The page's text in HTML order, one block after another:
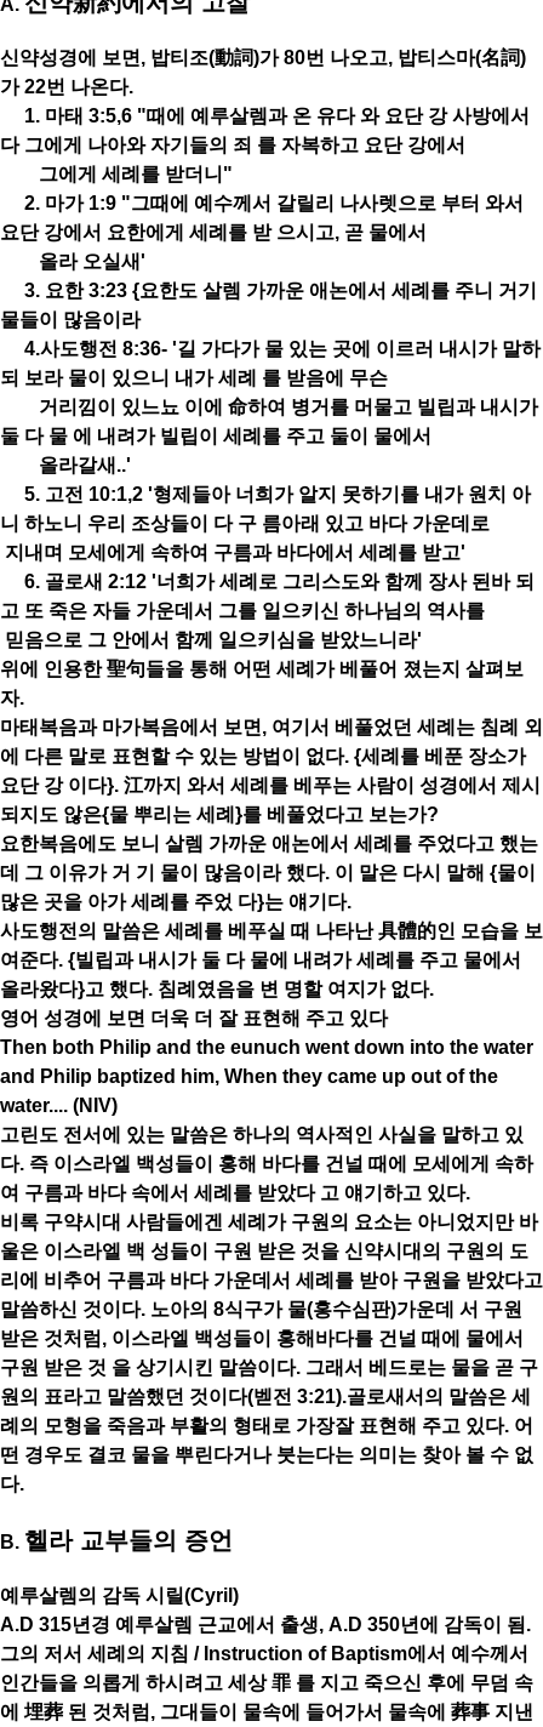
A.
신약성경에 보면, 밥티조(動詞)가 80번 나오고, 밥티스마(名詞)
가 22번 나온다.
1. 마태 3:5,6 "때에 예루살렘과 온 유다 와 요단 강 사방에서
다 그에게 나아와 자기들의 죄 를 자복하고 요단 강에서
그에게 세례를 받더니"
2. 마가 1:9 "그때에 예수께서 갈릴리 나사렛으로 부터 와서
요단 강에서 요한에게 세례를 받 으시고, 곧 물에서
올라 오실새'
3. 요한 3:23 {요한도 살렘 가까운 애논에서 세례를 주니 거기
물들이 많음이라
4.사도행전 8:36- '길 가다가 물 있는 곳에 이르러 내시가 말하
되 보라 물이 있으니 내가 세례 를 받음에 무슨
거리낌이 있느뇨 이에 命하여 병거를 머물고 빌립과 내시가
둘 다 물 에 내려가 빌립이 세례를 주고 둘이 물에서
올라갈새..'
5. 고전 10:1,2 '형제들아 너희가 알지 못하기를 내가 원치 아
니 하노니 우리 조상들이 다 구 름아래 있고 바다 가운데로
지내며 모세에게 속하여 구름과 바다에서 세례를 받고'
6. 골로새 2:12 '너희가 세례로 그리스도와 함께 장사 된바 되
고 또 죽은 자들 가운데서 그를 일으키신 하나님의 역사를
믿음으로 그 안에서 함께 일으키심을 받았느니라'
위에 인용한 聖句들을 통해 어떤 세례가 베풀어 졌는지 살펴보
자.
마태복음과 마가복음에서 보면, 여기서 베풀었던 세례는 침례 외
에 다른 말로 표현할 수 있는 방법이 없다. {세례를 베푼 장소가
요단 강 이다}. 江까지 와서 세례를 베푸는 사람이 성경에서 제시
되지도 않은{물 뿌리는 세례}를 베풀었다고 보는가?
요한복음에도 보니 살렘 가까운 애논에서 세례를 주었다고 했는
데 그 이유가 거 기 물이 많음이라 했다. 이 말은 다시 말해 {물이
많은 곳을 아가 세례를 주었 다}는 얘기다.
사도행전의 말씀은 세례를 베푸실 때 나타난 具體的인 모습을 보
여준다. {빌립과 내시가 둘 다 물에 내려가 세례를 주고 물에서
올라왔다}고 했다. 침례였음을 변 명할 여지가 없다.
영어 성경에 보면 더욱 더 잘 표현해 주고 있다
Then both Philip and the eunuch went down into the water
and Philip baptized him, When they came up out of the
water.... (NIV)
고린도 전서에 있는 말씀은 하나의 역사적인 사실을 말하고 있
다. 즉 이스라엘 백성들이 홍해 바다를 건널 때에 모세에게 속하
여 구름과 바다 속에서 세례를 받았다 고 얘기하고 있다.
비록 구약시대 사람들에겐 세례가 구원의 요소는 아니었지만 바
울은 이스라엘 백 성들이 구원 받은 것을 신약시대의 구원의 도
리에 비추어 구름과 바다 가운데서 세례를 받아 구원을 받았다고
말씀하신 것이다. 노아의 8식구가 물(홍수심판)가운데 서 구원
받은 것처럼, 이스라엘 백성들이 홍해바다를 건널 때에 물에서
구원 받은 것 을 상기시킨 말씀이다. 그래서 베드로는 물을 곧 구
원의 표라고 말씀했던 것이다(벧전 3:21).골로새서의 말씀은 세
례의 모형을 죽음과 부활의 형태로 가장잘 표현해 주고 있다. 어
떤 경우도 결코 물을 뿌린다거나 붓는다는 의미는 찾아 볼 수 없
다.
B. 헬라 교부들의 증언
예루살렘의 감독 시릴(Cyril)
A.D 315년경 예루살렘 근교에서 출생, A.D 350년에 감독이 됨.
그의 저서 세례의 지침 / Instruction of Baptism에서 예수께서
인간들을 의롭게 하시려고 세상 罪 를 지고 죽으신 후에 무덤 속
에 埋葬 된 것처럼, 그대들이 물속에 들어가서 물속에 葬事 지낸